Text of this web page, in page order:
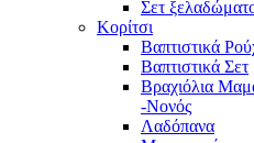
Σετ
Κορίτσι
Βαπτιστικά
Βαπτιστικά Σετ
Βραχιόλια
-Νονός
Λαδόπανα